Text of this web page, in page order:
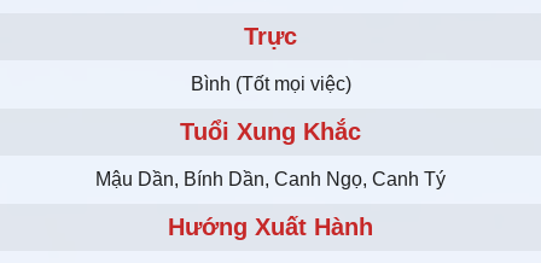
Trực
Bình (Tốt mọi việc)
Tuổi Xung Khắc
Mậu Dần, Bính Dần, Canh Ngọ, Canh Tý
Hướng Xuất Hành